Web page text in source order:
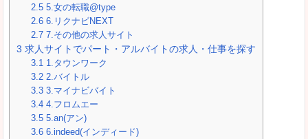
2.5 5.女の転職@type
2.6 6.リクナビNEXT
2.7 7.その他の求人サイト
3 求人サイトでパート・アルバイトの求人・仕事を探す
3.1 1.タウンワーク
3.2 2.バイトル
3.3 3.マイナビバイト
3.4 4.フロムエー
3.5 5.an(アン)
3.6 6.indeed(インディード)